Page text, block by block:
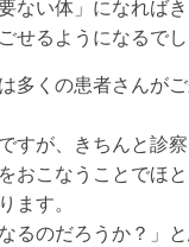
ない体」になれば
せるようになるでし
多くの患者さんが
すが、きちんと診
おこなうことでほ
ます。
るのだろうか？」